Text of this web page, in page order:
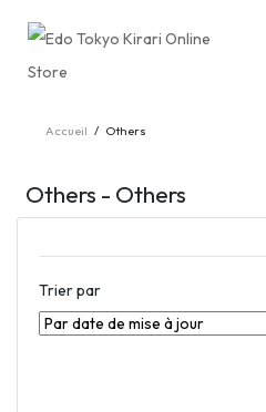
Accueil / Others
Others - Others
Trier par